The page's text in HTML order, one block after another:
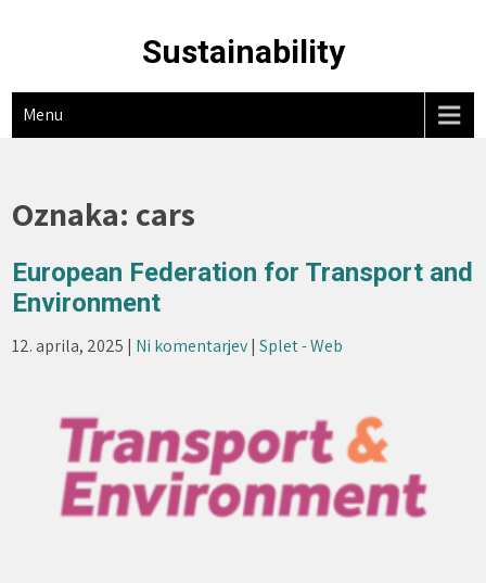
Sustainability
Menu
Oznaka: cars
European Federation for Transport and
Environment
12. aprila, 2025 | Ni komentarjev|Splet - Web